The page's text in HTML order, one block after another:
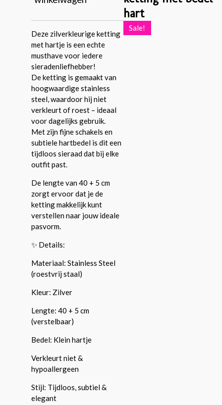
hart
Sale!
Deze zilverkleurige ketting
met hartje is een echte
musthave voor iedere
sieradenliefhebber!
De ketting is gemaakt van
hoogwaardige stainless
steel, waardoor hij niet
verkleurt of roest – ideaal
voor dagelijks gebruik.
Met zijn fijne schakels en
subtiele hartbedel is dit een
tijdloos sieraad dat bij elke
outfit past.
De lengte van 40 + 5 cm
zorgt ervoor dat je de
ketting makkelijk kunt
verstellen naar jouw ideale
pasvorm.
✨ Details:
Materiaal: Stainless Steel
(roestvrij staal)
Kleur: Zilver
Lengte: 40 + 5 cm
(verstelbaar)
Bedel: Klein hartje
Verkleurt niet &
hypoallergeen
Stijl: Tijdloos, subtiel &
elegant